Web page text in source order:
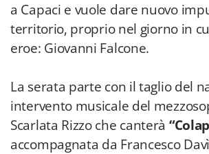
a Capaci e vuole dare nuovo
territorio, proprio nel giorno in
eroe: Giovanni Falcone.
La serata parte con il taglio del
intervento musicale del
Scarlata Rizzo che canterà
accompagnata da Francesco